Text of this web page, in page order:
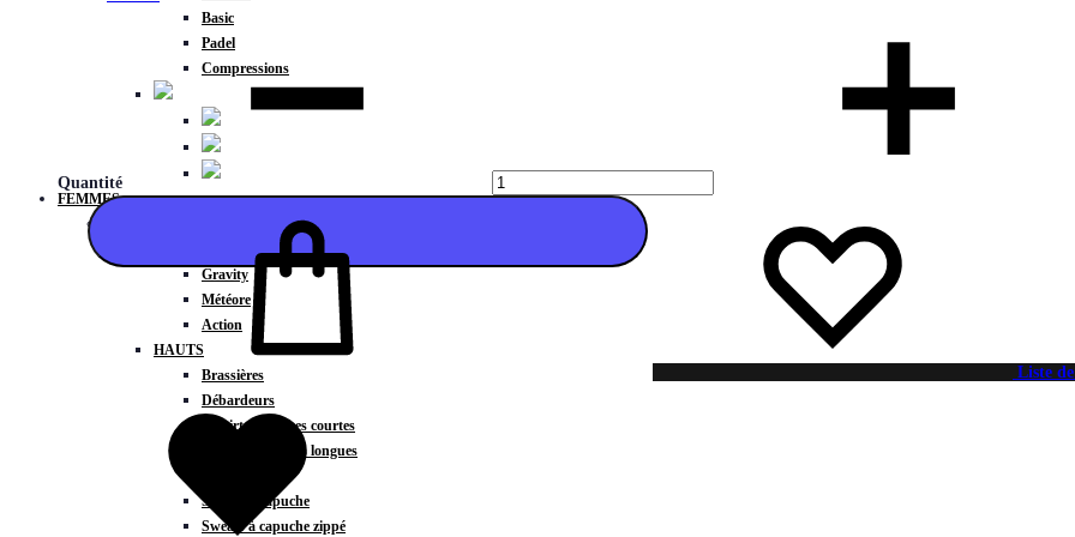
Basic
Padel
Compressions
FEMMES
Gravity
Météore
Action
HAUTS
Brassières
Débardeurs
T-shirts manches courtes
T-shirts manches longues
Sweats à capuche
Sweats à capuche zippé
Quantité
Liste